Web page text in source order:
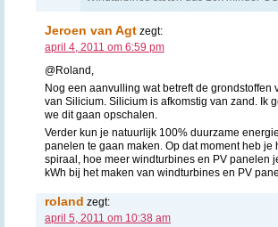
Jeroen van Agt zegt:
april 4, 2011 om 6:59 pm
@Roland,
Nog een aanvulling wat betreft de
van Silicium. Silicium is afkomstig van zand. Ik
we dit gaan opschalen.
Verder kun je natuurlijk 100% duurzame
panelen te gaan maken. Op dat moment heb
spiraal, hoe meer windturbines en PV panelen
kWh bij het maken van windturbines en PV
roland zegt:
april 5, 2011 om 10:38 am